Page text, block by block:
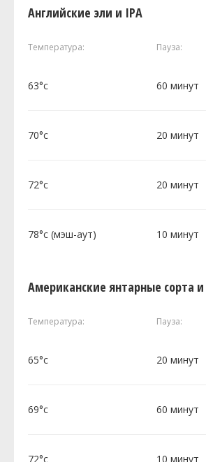
Английские эли и IPA
Температура: Пауза:
63°c 60 минут
70°c 20 минут
72°c 20 минут
78°c (мэш-аут) 10 минут
Американские янтарные сорта и
Температура: Пауза:
65°c 20 минут
69°c 60 минут
72°c 10 минут